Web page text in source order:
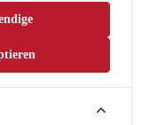
vorbehalten.